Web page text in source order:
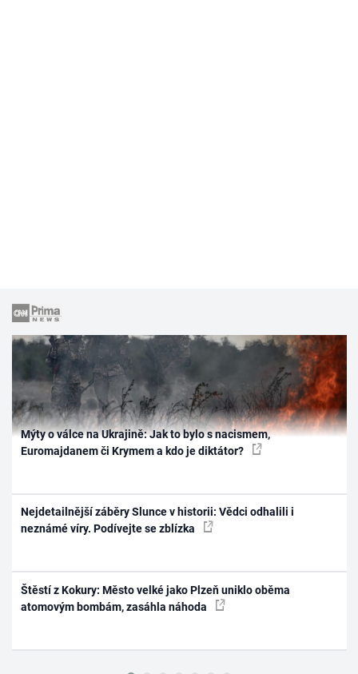
Mýty o válce na Ukrajině: Jak to bylo s nacismem,
Euromajdanem či Krymem a kdo je diktátor?
Nejdetailnější záběry Slunce v historii: Vědci odhalili i
neznámé víry. Podívejte se zblízka
Štěstí z Kokury: Město velké jako Plzeň uniklo oběma
atomovým bombám, zasáhla náhoda